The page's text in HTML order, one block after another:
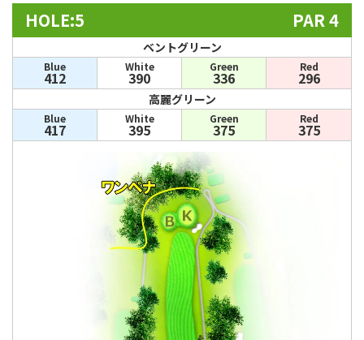
HOLE:5 PAR 4
ベントグリーン
Blue
412
White
390
Green
336
Red
296
高麗グリーン
Blue
417
White
395
Green
375
Red
375